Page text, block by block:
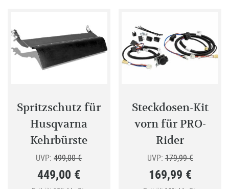
Spritzschutz für
Husqvarna
Kehrbürste
UVP: 499,00€Ursprünglicher
449,00 €
Steckdosen-Kit
vorn für PRO-
Rider
UVP: 179,99€
169,99 €